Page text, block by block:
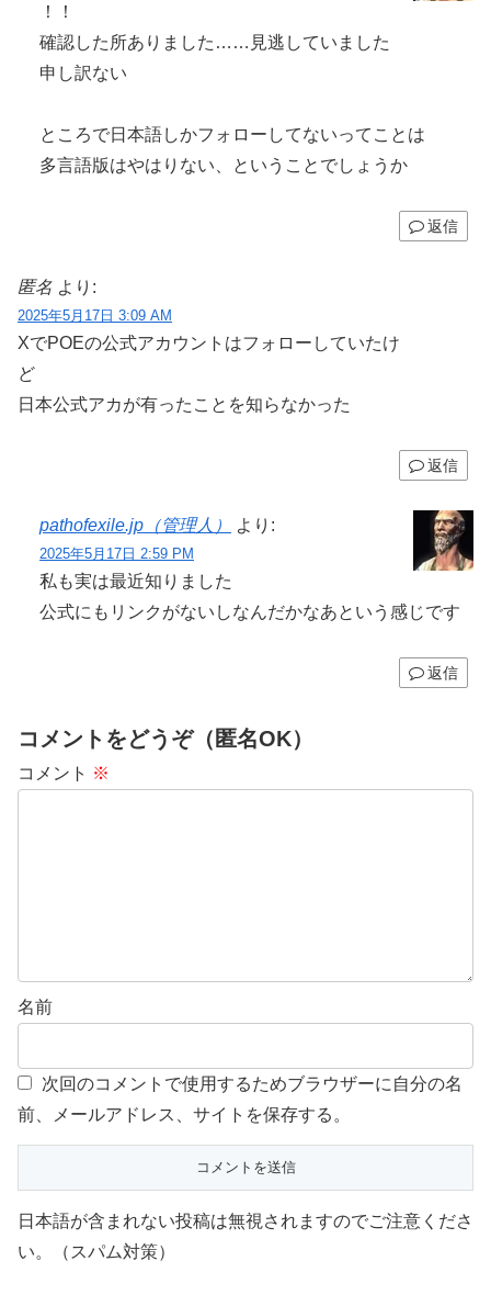
！！
確認した所ありました……見逃していました
申し訳ない
ところで日本語しかフォローしてないってことは
多言語版はやはりない、ということでしょうか
返信
匿名 より:
2025年5月17日 3:09 AM
XでPOEの公式アカウントはフォローしていたけ
ど
日本公式アカが有ったことを知らなかった
返信
pathofexile.jp（管理人） より:
2025年5月17日 2:59 PM
私も実は最近知りました
公式にもリンクがないしなんだかなあという感じです
返信
コメントをどうぞ（匿名OK）
コメント ※
名前
次回のコメントで使用するためブラウザーに自分の名
前、メールアドレス、サイトを保存する。
日本語が含まれない投稿は無視されますのでご注意くださ
い。（スパム対策）